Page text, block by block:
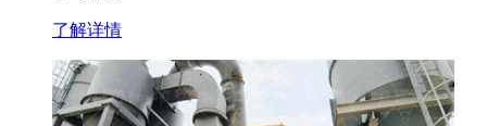
了解详情